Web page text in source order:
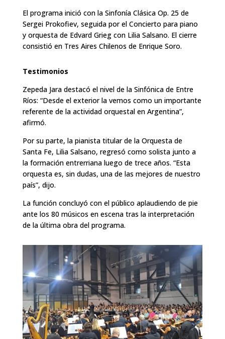
El programa inició con la Sinfonía Clásica Op. 25 de
Sergei Prokofiev, seguida por el Concierto para piano
y orquesta de Edvard Grieg con Lilia Salsano. El cierre
consistió en Tres Aires Chilenos de Enrique Soro.
Testimonios
Zepeda Jara destacó el nivel de la Sinfónica de Entre
Ríos: “Desde el exterior la vemos como un importante
referente de la actividad orquestal en Argentina”,
afirmó.
Por su parte, la pianista titular de la Orquesta de
Santa Fe, Lilia Salsano, regresó como solista junto a
la formación entrerriana luego de trece años. “Esta
orquesta es, sin dudas, una de las mejores de nuestro
país”, dijo.
La función concluyó con el público aplaudiendo de pie
ante los 80 músicos en escena tras la interpretación
de la última obra del programa.